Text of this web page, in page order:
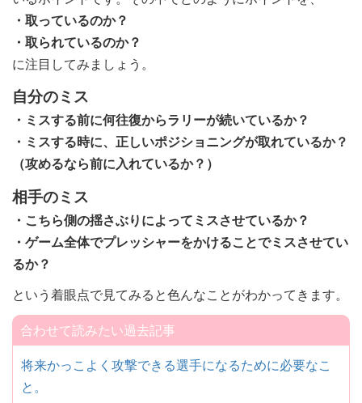
・取っているのか？
・取られているのか？
に注目してみましょう。
自分のミス
・ミスする前に何往復からラリーが続いているか？
・ミスする時に、正しいポジショニングが取れているか？
（攻めるなら前に入れているか？）
相手のミス
・こちら側の揺さぶりによってミスさせているか？
・ゲーム全体でプレッシャーをかけることでミスさせてい
るか？
という着眼点で見てみると色んなことがわかってきます。
合わせて読みたい過去記事
将来かっこよく攻撃できる選手になるために必要なこ
と。